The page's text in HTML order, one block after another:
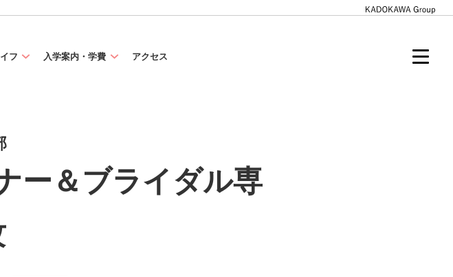
フ 入学案内・学費 アクセス
ー＆ブライダル専